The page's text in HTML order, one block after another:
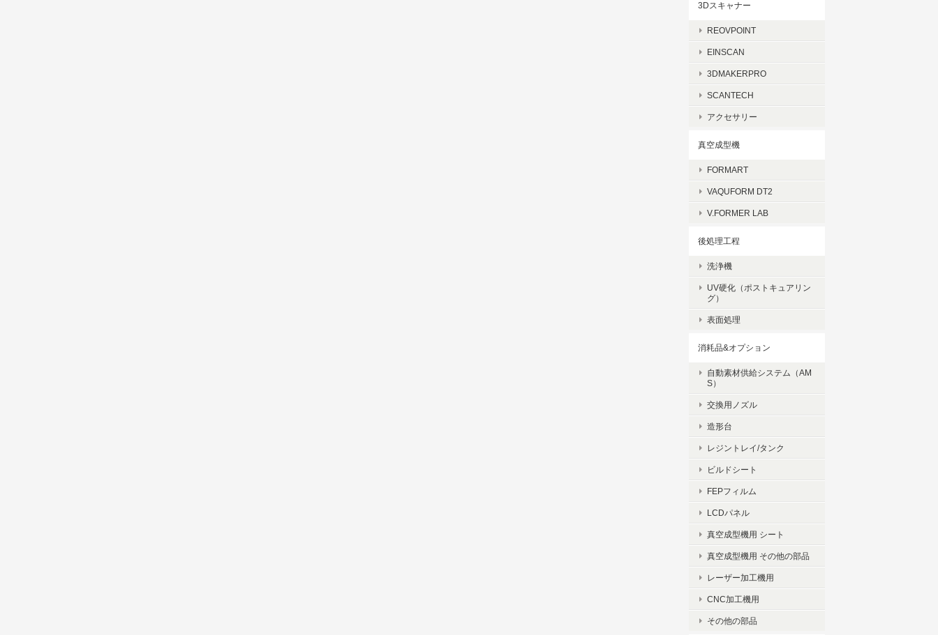
3Dスキャナー
REOVPOINT
EINSCAN
3DMAKERPRO
SCANTECH
アクセサリー
真空成型機
FORMART
VAQUFORM DT2
V.FORMER LAB
後処理工程
洗浄機
UV硬化（ポストキュアリン
グ）
表面処理
消耗品&オプション
自動素材供給システム（AM
S）
交換用ノズル
造形台
レジントレイ/タンク
ビルドシート
FEPフィルム
LCDパネル
真空成型機用 シート
真空成型機用 その他の部品
レーザー加工機用
CNC加工機用
その他の部品